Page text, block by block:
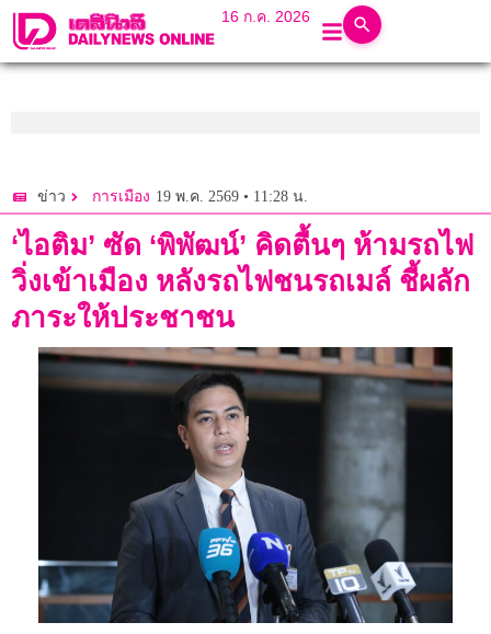
16 ก.ค. 2026
ข่าว การเมือง 19 พ.ค. 2569 • 11:28 น.
‘ไอติม’ ซัด ‘พิพัฒน์’ คิดตื้นๆ ห้ามรถไฟ
วิ่งเข้าเมือง หลังรถไฟชนรถเมล์ ชี้ผลัก
ภาระให้ประชาชน